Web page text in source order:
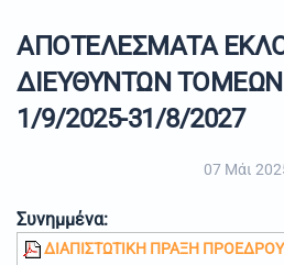
ΑΠΟΤΕΛΕΣΜΑΤΑ
ΔΙΕΥΘΥΝΤΩΝ
1/9/2025-31/8/2027
07 Μάι
Συνημμένα:
ΔΙΑΠΙΣΤΩΤΙΚΗ ΠΡΑΞΗ ΠΡΟΕΔΡΟΥ